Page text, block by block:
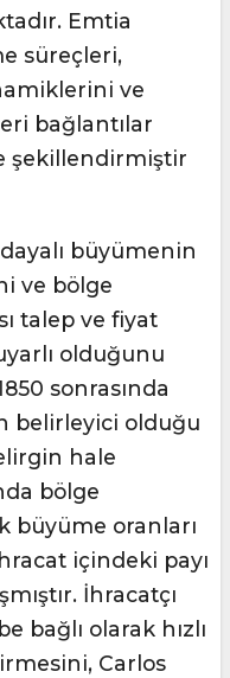
Emtia
süreçleri,
ve
bağlantılar
şekillendirmiştir
büyümenin
ve bölge
talep ve fiyat
olduğunu
sonrasında
belirleyici olduğu
hale
bölge
büyüme oranları
içindeki payı
İhracatçı
bağlı olarak hızlı
Carlos